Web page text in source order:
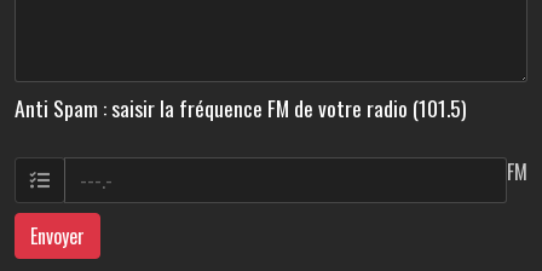
Anti Spam : saisir la fréquence FM de votre radio (101.5)
FM
Envoyer